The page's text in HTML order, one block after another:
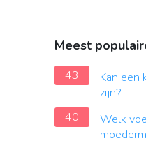
Meest
43
Kan een
zijn?
40
Welk